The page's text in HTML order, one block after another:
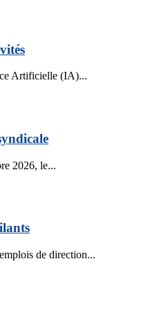
Artificielle (IA)...
2026, le...
de direction...